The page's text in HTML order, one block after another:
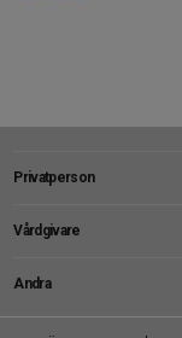
Privatperson
Vårdgivare
Andra